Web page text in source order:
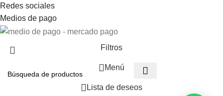
Redes sociales
Medios de pago
Filtros
Menú
Lista de deseos